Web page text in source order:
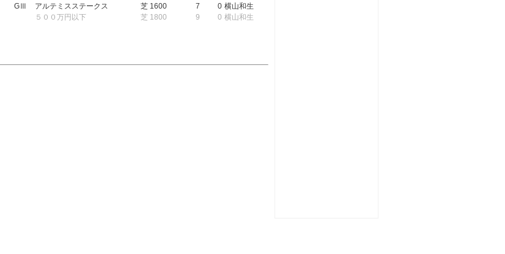
GⅢ アルテミスステークス 芝 1600 7 0 横山和生
５００万円以下 芝 1800 9 0 横山和生